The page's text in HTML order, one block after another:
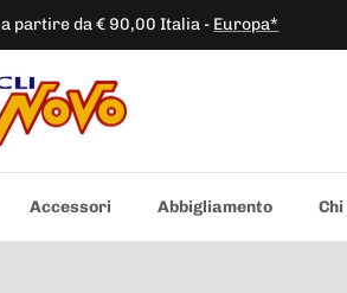
a partire da € 90,00 Italia - Europa*
Accessori Abbigliamento